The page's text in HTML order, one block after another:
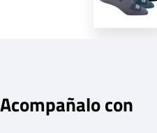
Acompañalo con